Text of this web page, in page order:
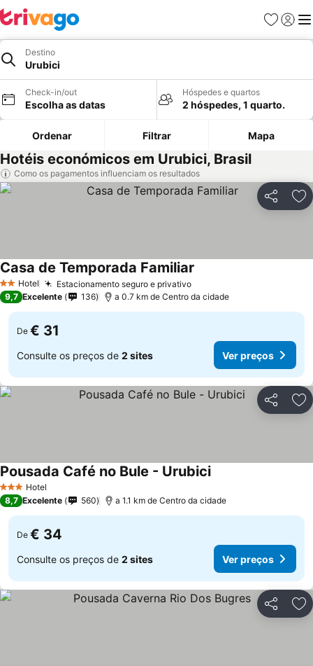
Favoritos
Iniciar
Destino
Urubici
Check-in/out
Escolha as datas
Hóspedes e quartos
2 hóspedes, 1 quarto.
Ordenar Filtrar Mapa
Hotéis económicos em Urubici, Brasil
Como os pagamentos influenciam os resultados
Partilhar
2 Estrelas
Hotel Estacionamento seguro e privativo
Casa de Temporada Familiar
9,7 Excelente 136 a 0.7 km de Centro da cidade
De € 31
Consulte os preços de 2 sites Ver preços
Partilhar
3 EstrelasHotel
Pousada Café no Bule - Urubici
8,7 Excelente 560 a 1.1 km de Centro da cidade
De € 34
Consulte os preços de 2 sites Ver preços
Partilhar